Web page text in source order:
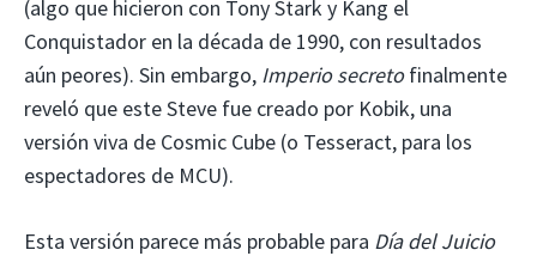
(algo que hicieron con Tony Stark y Kang el
Conquistador en la década de 1990, con resultados
aún peores). Sin embargo, Imperio secretofinalmente
reveló que este Steve fue creado por Kobik, una
versión viva de Cosmic Cube (o Tesseract, para los
espectadores de MCU).
Esta versión parece más probable para Día del Juicio